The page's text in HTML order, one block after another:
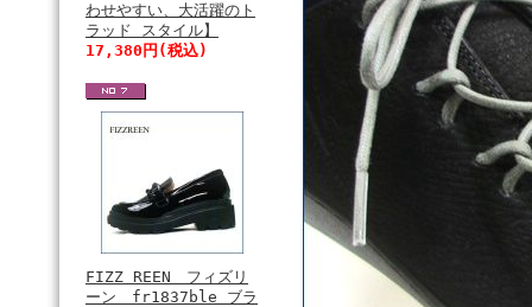
わせやすい、大活躍のト
ラッド スタイル】
17,380円(税込)
FIZZ REEN フィズリ
ーン fr1837ble ブラ